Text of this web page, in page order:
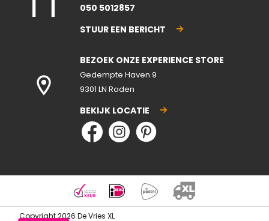
nte
ote
n
050 5012857
STUUR EEN BERICHT
BEZOEK ONZE EXPERIENCE STORE
Gedempte Haven 9
9301 LN Roden
BEKIJK LOCATIE
Copyright 2026 De Vries XL